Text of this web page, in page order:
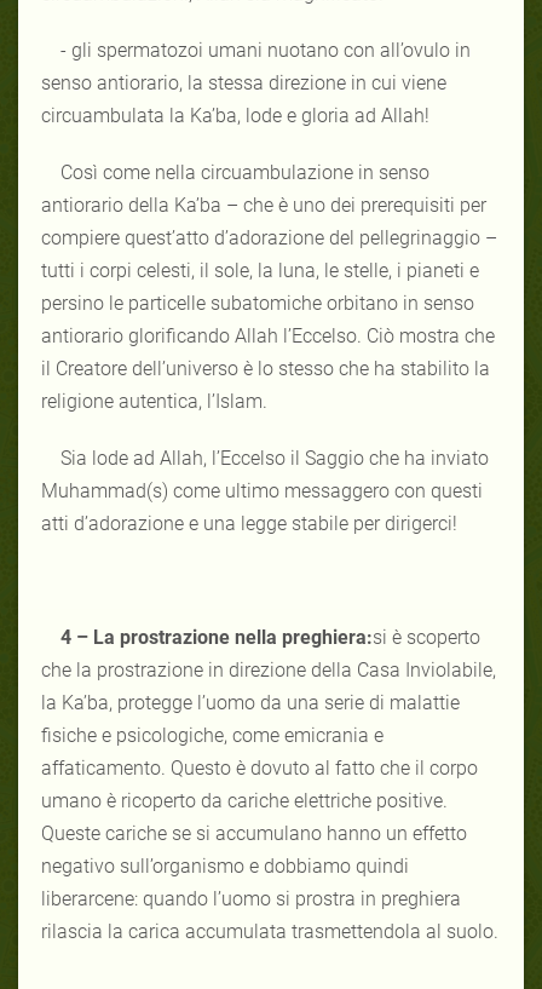
- gli spermatozoi umani nuotano con all’ovulo in
senso antiorario, la stessa direzione in cui viene
circuambulata la Ka’ba, lode e gloria ad Allah!
Così come nella circuambulazione in senso
antiorario della Ka’ba – che è uno dei prerequisiti per
compiere quest’atto d’adorazione del pellegrinaggio –
tutti i corpi celesti, il sole, la luna, le stelle, i pianeti e
persino le particelle subatomiche orbitano in senso
antiorario glorificando Allah l’Eccelso. Ciò mostra che
il Creatore dell’universo è lo stesso che ha stabilito la
religione autentica, l’Islam.
Sia lode ad Allah, l’Eccelso il Saggio che ha inviato
Muhammad(s) come ultimo messaggero con questi
atti d’adorazione e una legge stabile per dirigerci!
4 – La prostrazione nella preghiera:si è scoperto
che la prostrazione in direzione della Casa Inviolabile,
la Ka’ba, protegge l’uomo da una serie di malattie
fisiche e psicologiche, come emicrania e
affaticamento. Questo è dovuto al fatto che il corpo
umano è ricoperto da cariche elettriche positive.
Queste cariche se si accumulano hanno un effetto
negativo sull’organismo e dobbiamo quindi
liberarcene: quando l’uomo si prostra in preghiera
rilascia la carica accumulata trasmettendola al suolo.